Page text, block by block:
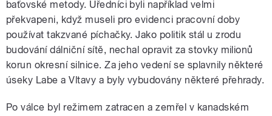
baťovské metody. Úředníci byli například velmi
překvapeni, když museli pro evidenci pracovní doby
používat takzvané píchačky. Jako politik stál u zrodu
budování dálniční sítě, nechal opravit za stovky milionů
korun okresní silnice. Za jeho vedení se splavnily některé
úseky Labe a Vltavy a byly vybudovány některé přehrady.
Po válce byl režimem zatracen a zemřel v kanadském